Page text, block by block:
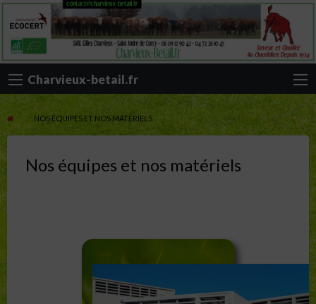
Charvieux-betail.fr
NOS ÉQUIPES ET NOS MATÉRIELS
Nos équipes et nos matériels